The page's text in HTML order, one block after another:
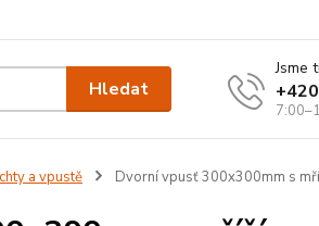
Hledat
Jsme
a vpustě Dvorní vpusť 300x300mm s